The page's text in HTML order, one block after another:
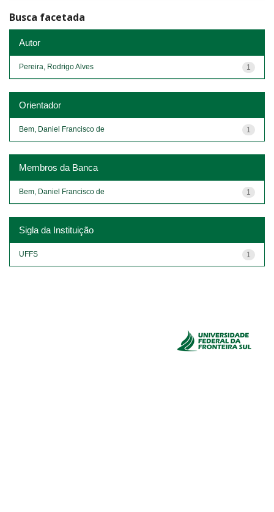
Busca facetada
Autor
1
Pereira, Rodrigo Alves
Orientador
1
Bem, Daniel Francisco de
Membros da Banca
1
Bem, Daniel Francisco de
Sigla da Instituição
1
UFFS